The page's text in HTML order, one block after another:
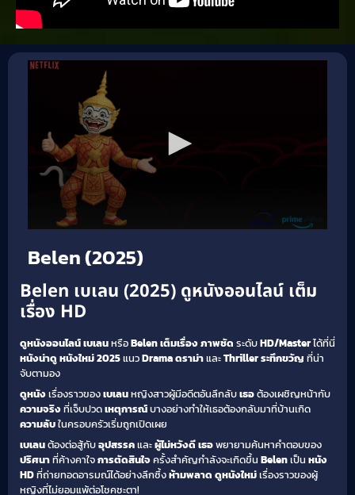
Belen (2025)
Belen เบเลน (2025) ดูหนังออนไลน์ เต็ม
เรื่อง HD
ดูหนังออนไลน์เบเลนหรือBelenเต็มเรื่องภาพชัด ระดับHD/Masterได้ที่นี่
หนังน่าดูหนังใหม่ 2025แนวDrama ดราม่าและThriller ระทึกขวัญ ที่น่า
จับตามอง
ดูหนังเรื่องราวของเบเลนหญิงสาวผู้มีอดีตอันลึกลับเธอต้องเผชิญหน้ากับ
ความจริงที่เจ็บปวดเหตุการณ์บางอย่างทำให้เธอต้องกลับมาที่บ้านเกิด
ความลับในครอบครัวเริ่มถูกเปิดเผย
เบเลนต้องต่อสู้กับอุปสรรคและผู้ไม่หวังดีเธอพยายามค้นหาคำตอบของ
ปริศนาที่ค้างคาใจการตัดสินใจครั้งสำคัญกำลังจะเกิดขึ้น Belenเป็น หนัง
HDที่ถ่ายทอดอารมณ์ได้อย่างลึกซึ้งห้ามพลาด ดูหนังใหม่เรื่องราวของผู้
หญิงที่ไม่ยอมแพ้ต่อโชคชะตา!